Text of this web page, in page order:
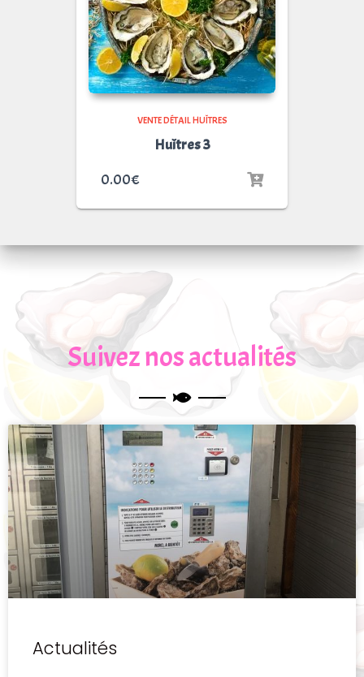
VENTE DÉTAIL HUÎTRES
Huîtres 3
0.00€
Suivez nos actualités
Actualités